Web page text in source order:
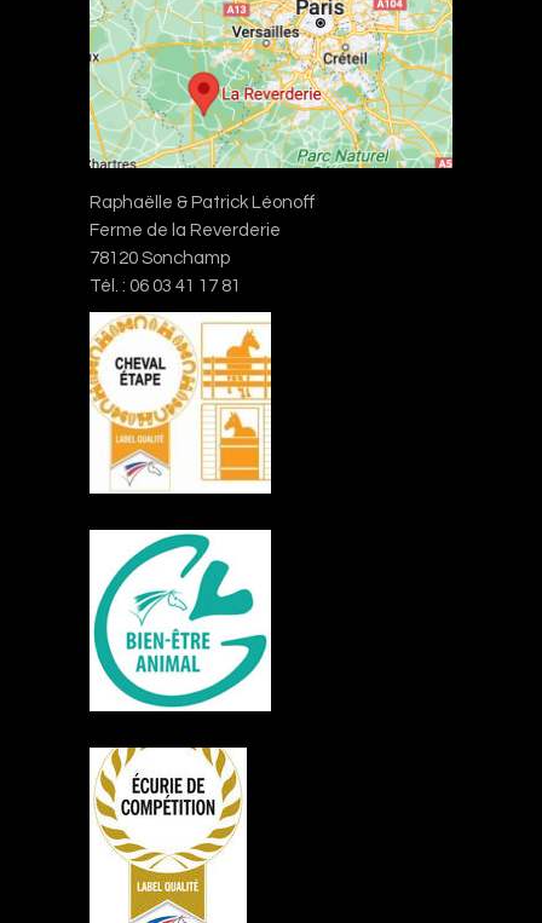
Raphaëlle & Patrick Léonoff
Ferme de la Reverderie
78120 Sonchamp
Tél. : 06 03 41 17 81